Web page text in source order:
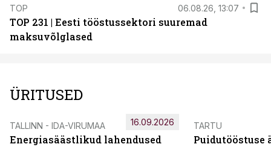
TOP 06.08.26, 13:07
TOP 231 | Eesti tööstussektori suuremad
maksuvõlglased
ÜRITUSED
TALLINN - IDA-VIRUMAA
Energiasäästlikud lahendused
16.09.2026 TARTU
Puidutööstuse